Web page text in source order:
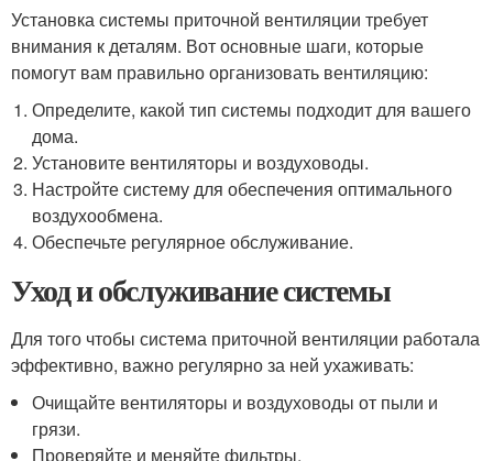
Установка системы приточной вентиляции требует
внимания к деталям. Вот основные шаги, которые
помогут вам правильно организовать вентиляцию:
Определите, какой тип системы подходит для вашего
дома.
Установите вентиляторы и воздуховоды.
Настройте систему для обеспечения оптимального
воздухообмена.
Обеспечьте регулярное обслуживание.
Уход и обслуживание системы
Для того чтобы система приточной вентиляции работала
эффективно, важно регулярно за ней ухаживать:
Очищайте вентиляторы и воздуховоды от пыли и
грязи.
Проверяйте и меняйте фильтры.